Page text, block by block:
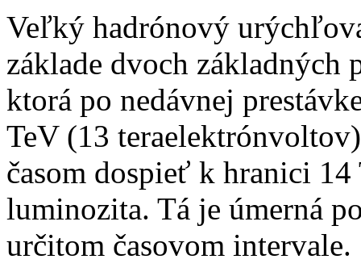
Veľký hadrónový
základe dvoch základných
ktorá po nedávnej
TeV (13
časom dospieť k hranici
luminozita. Tá je úmerná
určitom časovom intervale.